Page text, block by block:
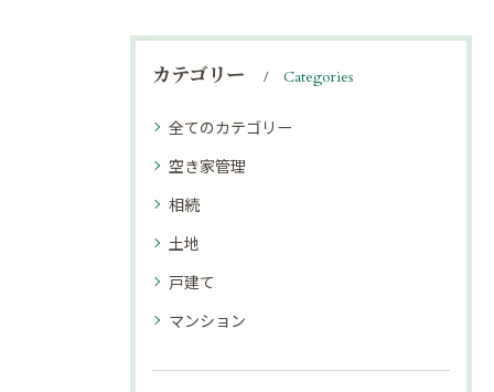
カテゴリー Categories
全てのカテゴリー
空き家管理
相続
土地
戸建て
マンション